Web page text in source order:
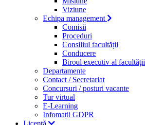
Viziune
Echipa management
Comisii
Proceduri
Consiliul facultății
Conducere
Biroul executiv al facultății
Departamente
Contact / Secretariat
Concursuri / posturi vacante
Tur virtual
E-Learning
Infomații GDPR
Licență